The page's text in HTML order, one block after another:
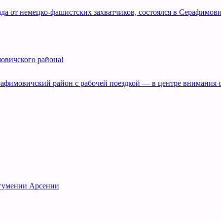
немецко-фашистских захватчиков, состоялся в
района!
район с рабочей поездкой — в центре
Арсении